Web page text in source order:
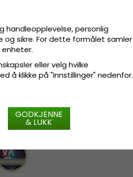
handleopplevelse, personlig
sikre. For dette formålet samler
enheter.
eller velg hvilke
å klikke på "Innstillinger" nedenfor.
GODKJENNE
& LUKK